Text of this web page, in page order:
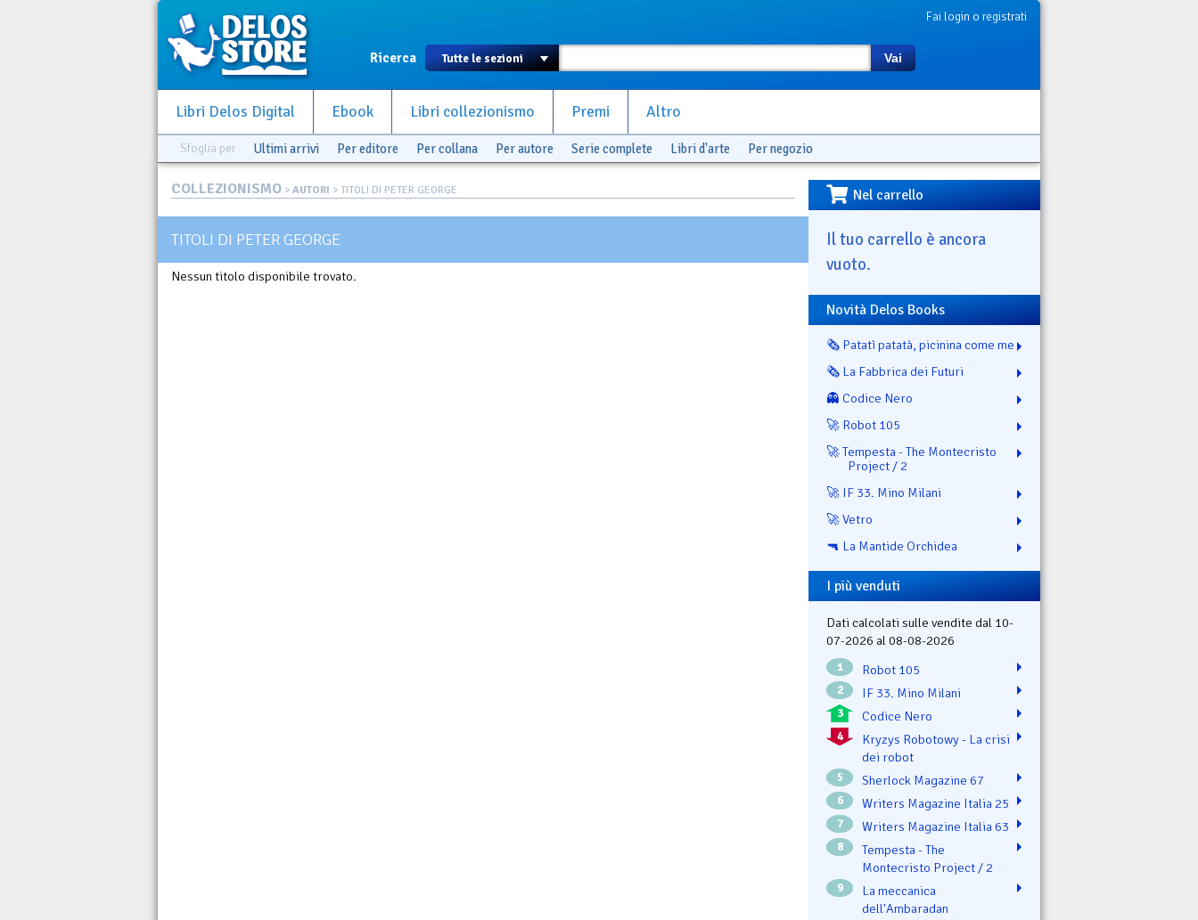
Fai login o registrati
Ricerca Vai
Libri Delos Digital Ebook Libri collezionismo Premi Altro
Sfoglia per Ultimi arrivi Per editore Per collana Per autore Serie complete Libri d'arte Per negozio
COLLEZIONISMO > AUTORI > TITOLI DI PETER GEORGE
TITOLI DI PETER GEORGE
Nessun titolo disponibile trovato.
Nel carrello
Il tuo carrello è ancora
vuoto.
Novità Delos Books
🗞️ Patatì patatà, picinina come me
🗞️ La Fabbrica dei Futuri
👻 Codice Nero
🚀 Robot 105
🚀 Tempesta - The Montecristo
Project / 2
🚀 IF 33. Mino Milani
🚀 Vetro
🔫 La Mantide Orchidea
I più venduti
Dati calcolati sulle vendite dal 10-
07-2026 al 08-08-2026
1 Robot 105
2 IF 33. Mino Milani
3 Codice Nero
4
Kryzys Robotowy - La crisi
dei robot
5 Sherlock Magazine 67
6 Writers Magazine Italia 25
7 Writers Magazine Italia 63
8
Tempesta - The
Montecristo Project / 2
9
La meccanica
dell'Ambaradan